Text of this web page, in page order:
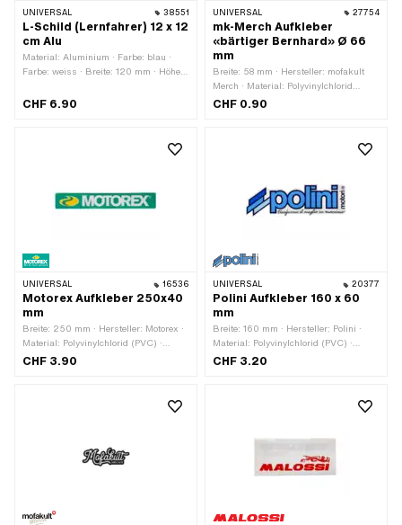
UNIVERSAL 38551
L-Schild (Lernfahrer) 12 x 12
cm Alu
Material: Aluminium · Farbe: blau ·
Farbe: weiss · Breite: 120 mm · Höhe:
CHF 6.90
UNIVERSAL 27754
mk-Merch Aufkleber
«bärtiger Bernhard» Ø 66
mm
Breite: 58 mm · Hersteller: mofakult
Merch · Material: Polyvinylchlorid
(PVC) · Durchmesser: 66 mm ·
CHF 0.90
UNIVERSAL 16536
Motorex Aufkleber 250x40
mm
Breite: 250 mm · Hersteller: Motorex ·
Material: Polyvinylchlorid (PVC) ·
Verwendungsort: Universal ·
CHF 3.90
UNIVERSAL 20377
Polini Aufkleber 160 x 60
mm
Breite: 160 mm · Hersteller: Polini ·
Material: Polyvinylchlorid (PVC) ·
Verwendungsort: Universal ·
CHF 3.20